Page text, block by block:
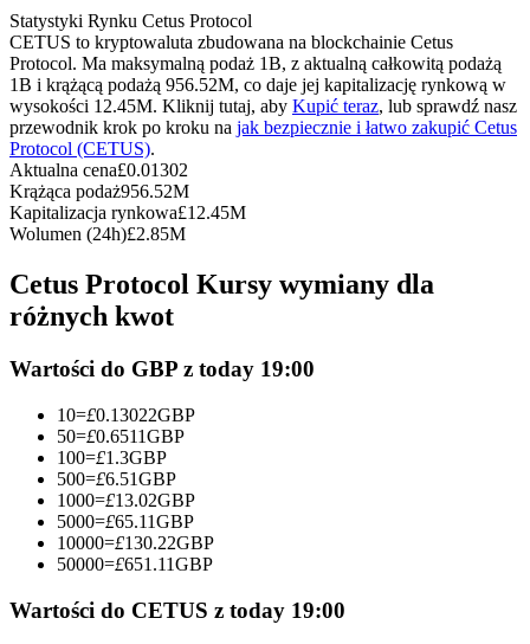
Kopiowanie Transakcji
Zostań traderem kopiującym
Ciesz się podziałem zysków i prowizjami z kopiowania
transakcji
Statystyki Rynku Cetus Protocol
CETUS to kryptowaluta zbudowana na blockchainie Cetus
Protocol. Ma maksymalną podaż 1B, z aktualną całkowitą podażą
1B i krążącą podażą 956.52M, co daje jej kapitalizację rynkową w
wysokości 12.45M. Kliknij tutaj, aby Kupić teraz, lub sprawdź nasz
przewodnik krok po kroku na jak bezpiecznie i łatwo zakupić Cetus
Protocol (CETUS).
Aktualna cena£0.01302
Krążąca podaż956.52M
Kapitalizacja rynkowa£12.45M
Wolumen (24h)£2.85M
Cetus Protocol Kursy wymiany dla
różnych kwot
Wartości do GBP z today 19:00
10=£0.13022GBP
50=£0.6511GBP
100=£1.3GBP
500=£6.51GBP
1000=£13.02GBP
5000=£65.11GBP
10000=£130.22GBP
50000=£651.11GBP
Wartości do CETUS z today 19:00